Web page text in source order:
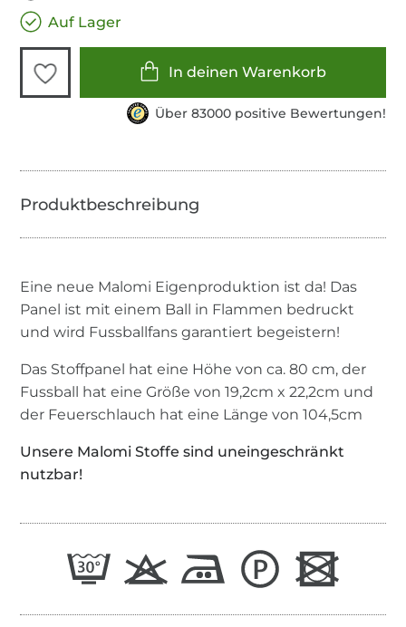
Auf Lager
In deinen Warenkorb
Über 83000 positive Bewertungen!
Eine neue Malomi Eigenproduktion ist da! Das
Panel ist mit einem Ball in Flammen bedruckt
und wird Fussballfans garantiert begeistern!
Das Stoffpanel hat eine Höhe von ca. 80 cm, der
Fussball hat eine Größe von 19,2cm x 22,2cm und
der Feuerschlauch hat eine Länge von 104,5cm
Unsere Malomi Stoffe sind uneingeschränkt
nutzbar!